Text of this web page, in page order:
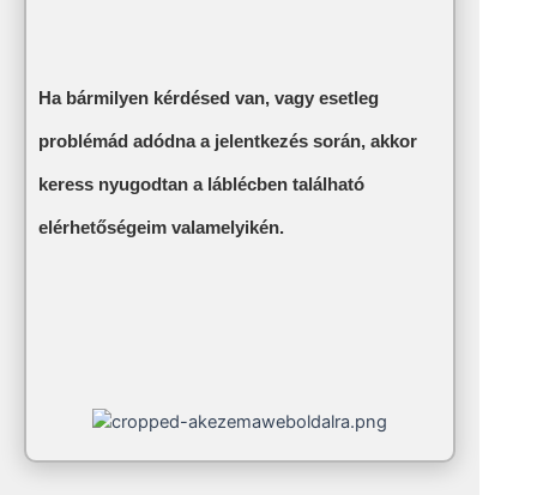
Ha bármilyen kérdésed van, vagy esetleg
problémád adódna a jelentkezés során, akkor
keress nyugodtan a láblécben található
elérhetőségeim valamelyikén.